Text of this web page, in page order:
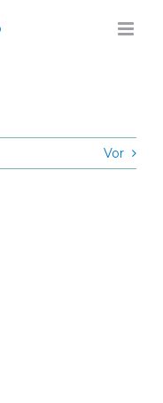
Vor